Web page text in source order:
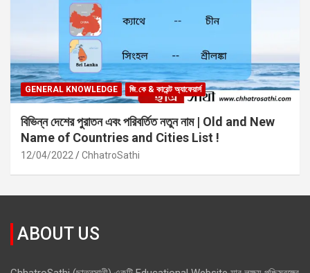
GENERAL KNOWLEDGE জি.কে & কারেন্ট অ্যাফেয়ার্স
বিভিন্ন দেশের পুরাতন এবং পরিবর্তিত নতুন নাম | Old and New
Name of Countries and Cities List !
12/04/2022 ChhatroSathi
ABOUT US